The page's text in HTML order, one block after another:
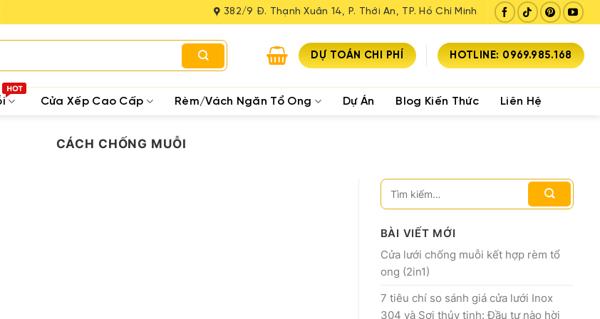
382/9 Đ. Thạnh Xuân 14, P. Thới An, TP. Hồ Chí Minh
DỰ TOÁN CHI PHÍ HOTLINE: 0969.985.168
Cửa Xếp Cao Cấp Rèm/Vách Ngăn Tổ Ong Dự Án Blog Kiến Thức Liên Hệ
CÁCH CHỐNG MUỖI
BÀI VIẾT MỚI
Cửa lưới chống muỗi kết hợp rèm tổ
ong (2in1)
7 tiêu chí so sánh giá cửa lưới Inox
304 và Sợi thủy tinh: Đầu tư nào hời